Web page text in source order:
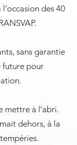
des 40
sans garantie
future pour
mettre à l’abri.
dehors, à la